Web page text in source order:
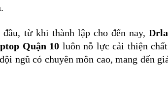
từ khi thành lập cho đến nay,
Quận 10 luôn nỗ lực cải thiện
ngũ có chuyên môn cao, mang đến